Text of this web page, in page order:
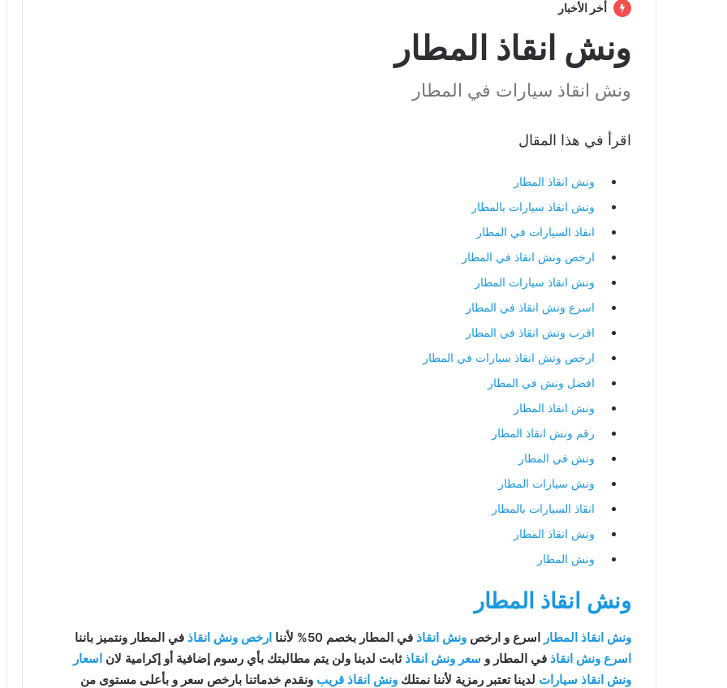
أخر الأخبار
ونش انقاذ المطار
ونش انقاذ سيارات في المطار
اقرأ في هذا المقال
ونش انقاذ المطار
ونش انقاذ سيارات بالمطار
انقاذ السيارات في المطار
ارخص ونش انقاذ في المطار
ونش انقاذ سيارات المطار
اسرع ونش انقاذ في المطار
اقرب ونش انقاذ في المطار
ارخص ونش انقاذ سيارات في المطار
افضل ونش في المطار
ونش انقاذ المطار
رقم ونش انقاذ المطار
ونش في المطار
ونش سيارات المطار
انقاذ السيارات بالمطار
ونش انقاذ المطار
ونش المطار
ونش انقاذ المطار
ونش انقاذ المطار اسرع و ارخص ونش انقاذ في المطار بخصم 50% لأننا ارخص ونش انقاذ في المطار ونتميز باننا
اسرع ونش انقاذ في المطار و سعر ونش انقاذ ثابت لدينا ولن يتم مطالبتك بأي رسوم إضافية أو إكرامية لان اسعار
ونش انقاذ سيارات لدينا تعتبر رمزية لأننا نمتلك ونش انقاذ قريب ونقدم خدماتنا بارخص سعر و بأعلى مستوى من